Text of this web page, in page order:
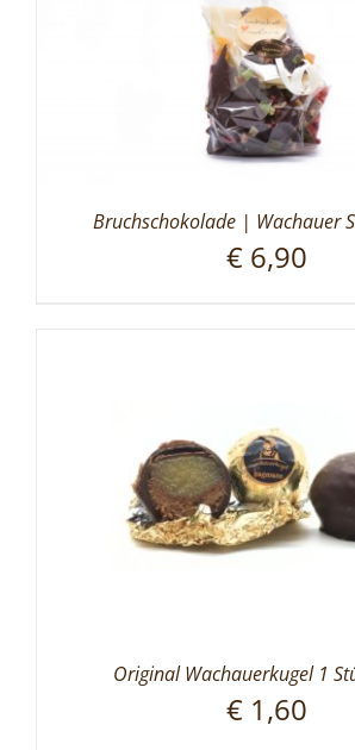
Bruchschokolade | Wachauer
€ 6,90
Original Wachauerkugel 1
€ 1,60